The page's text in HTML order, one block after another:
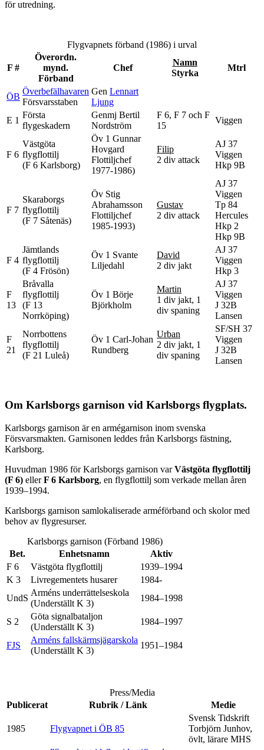
för utredning.
Flygvapnets förband (1986) i urval
F #
Överordn.
mynd.
Förband
Chef
Namn
Styrka
Mtrl
ÖB
Överbefälhavaren
Försvarsstaben
Gen Lennart
Ljung
E 1
Första
flygeskadern
Genmj Bertil
Nordström
F 6, F 7 och F
15
Viggen
F 6
Västgöta
flygflottilj
(F 6 Karlsborg)
Öv 1 Gunnar
Hovgard
Flottiljchef
1977-1986)
Filip
2 div attack
AJ 37
Viggen
Hkp 9B
F 7
Skaraborgs
flygflottilj
(F 7 Såtenäs)
Öv Stig
Abrahamsson
Flottiljchef
1985-1993)
Gustav
2 div attack
AJ 37
Viggen
Tp 84
Hercules
Hkp 2
Hkp 9B
F 4
Jämtlands
flygflottilj
(F 4 Frösön)
Öv 1 Svante
Liljedahl
David
2 div jakt
AJ 37
Viggen
Hkp 3
F
13
Bråvalla
flygflottilj
(F 13
Norrköping)
Öv 1 Börje
Björkholm
Martin
1 div jakt, 1
div spaning
AJ 37
Viggen
J 32B
Lansen
F
21
Norrbottens
flygflottilj
(F 21 Luleå)
Öv 1 Carl-Johan
Rundberg
Urban
2 div jakt, 1
div spaning
SF/SH 37
Viggen
J 32B
Lansen
Om Karlsborgs garnison vid Karlsborgs flygplats.
Karlsborgs garnison är en armégarnison inom svenska
Försvarsmakten. Garnisonen leddes från Karlsborgs fästning,
Karlsborg.
Huvudman 1986 för Karlsborgs garnison varVästgöta flygflottilj
(F 6) ellerF 6 Karlsborg, en flygflottilj som verkade mellan åren
1939–1994.
Karlsborgs garnison samlokaliserade arméförband och skolor med
behov av flygresurser.
Bet. Enhetsnamn Aktiv
Karlsborgs garnison (Förband 1986)
F 6 Västgöta flygflottilj
1939–1994
K 3
Livregementets husarer
1984-
UndS
Arméns underrättelseskola
(Underställt K 3)
1984–1998
S 2
Göta signalbataljon
(Underställt K 3)
1984–1997
FJS
Arméns fallskärmsjägarskola
(Underställt K 3)
1951–1984
Press/Media
Publicerat
Rubrik / Länk Medie
1985 Flygvapnet i ÖB 85
Svensk Tidskrift
Torbjörn Junhov,
övlt, lärare MHS